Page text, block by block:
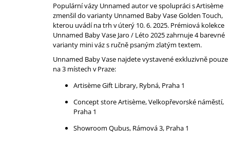
Populární vázy Unnamed autor ve spolupráci s Artisème
zmenšil do varianty Unnamed Baby Vase Golden Touch,
kterou uvádí na trh v úterý 10. 6. 2025. Prémiová kolekce
Unnamed Baby Vase Jaro / Léto 2025 zahrnuje 4 barevné
varianty mini váz s ručně psaným zlatým textem.
Unnamed Baby Vase najdete vystavené exkluzivně pouze
na 3 místech v Praze:
Artisème Gift Library, Rybná, Praha 1
Concept store Artisème, Velkopřevorské náměstí,
Praha 1
Showroom Qubus, Rámová 3, Praha 1